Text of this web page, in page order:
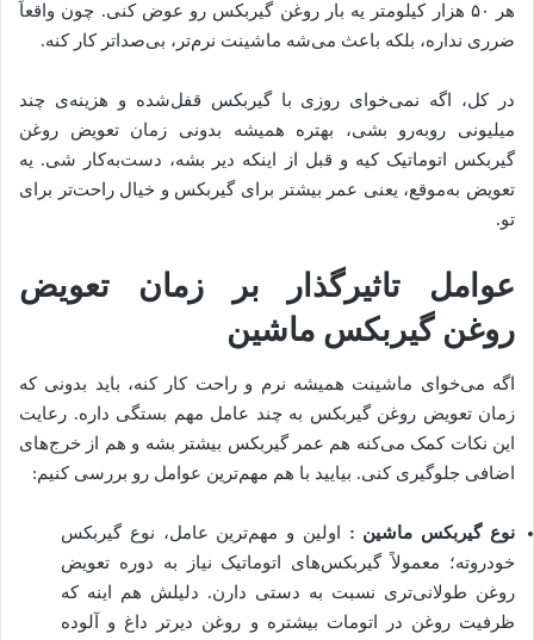
هر ۵۰ هزار کیلومتر یه بار روغن گیربکس رو عوض کنی. چون واقعاً
ضرری نداره، بلکه باعث می‌شه ماشینت نرم‌تر، بی‌صدا‌تر کار کنه.
در کل، اگه نمی‌خوای روزی با گیربکس قفل‌شده و هزینه‌ی چند
میلیونی روبه‌رو بشی، بهتره همیشه بدونی زمان تعویض روغن
گیربکس اتوماتیک کیه و قبل از اینکه دیر بشه، دست‌به‌کار شی. یه
تعویض به‌موقع، یعنی عمر بیشتر برای گیربکس و خیال راحت‌تر برای
تو.
عوامل تاثیرگذار بر زمان تعویض
روغن گیربکس ماشین
اگه می‌خوای ماشینت همیشه نرم و راحت کار کنه، باید بدونی که
زمان تعویض روغن گیربکس به چند عامل مهم بستگی داره. رعایت
این نکات کمک می‌کنه هم عمر گیربکس بیشتر بشه و هم از خرج‌های
اضافی جلوگیری کنی. بیایید با هم مهم‌ترین عوامل رو بررسی کنیم:
نوع گیربکس ماشین :
اولین و مهم‌ترین عامل، نوع گیربکس
خودروته؛ معمولاً گیربکس‌های اتوماتیک نیاز به دوره تعویض
روغن طولانی‌تری نسبت به دستی دارن. دلیلش هم اینه که
ظرفیت روغن در اتومات بیشتره و روغن دیرتر داغ و آلوده